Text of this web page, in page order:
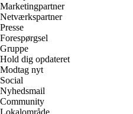
Marketingpartner
Netværkspartner
Presse
Forespørgsel
Gruppe
Hold dig opdateret
Modtag nyt
Social
Nyhedsmail
Community